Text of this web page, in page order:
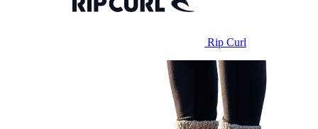
Rip Curl